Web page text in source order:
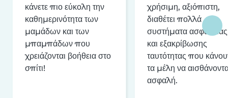
κάνετε πιο εύκολη την
καθημερινότητα των
μαμάδων και των
μπαμπάδων που
χρειάζονται βοήθεια στο
σπίτι!
χρήσιμη, αξιόπιστη,
διαθέτει πολλά
συστήματα ασφαλείας
και εξακρίβωσης
ταυτότητας που
τα μέλη να
ασφαλή.